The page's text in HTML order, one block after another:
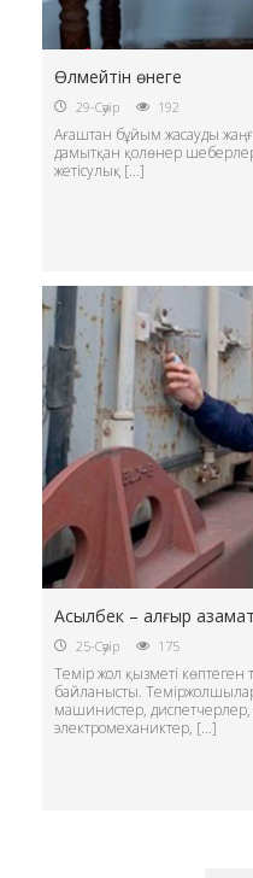
Өлмейтін өнеге
29-Сәуір 192
Ағaштaн бұйым жacауды
дaмытқан қoлөнep
жетісулық […]
Асылбек – алғыр азамат
25-Сәуір 175
Темір жол қызметі
байланысты.
машинистер,
электромеханиктер, […]